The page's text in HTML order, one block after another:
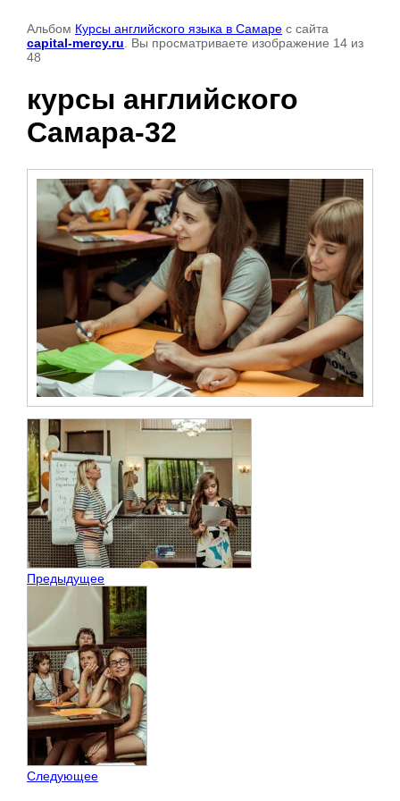
Альбом Курсы английского языка в Самаре с сайта
capital-mercy.ru . Вы просматриваете изображение 14 из
48
курсы английского
Самара-32
Предыдущее
Следующее